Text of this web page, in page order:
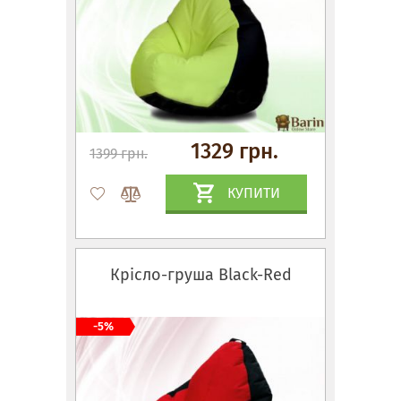
1399 грн. 1329 грн.
КУПИТИ
Крісло-груша Black-Red
-5%